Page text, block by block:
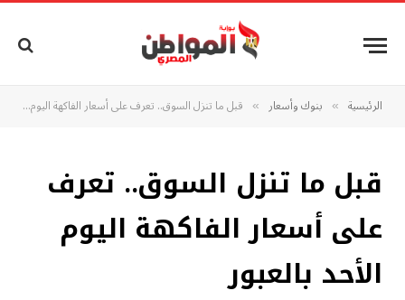
الرئيسية » بنوك وأسعار » قبل ما تنزل السوق.. تعرف على أسعار الفاكهة اليوم الأحد بالعبور
قبل ما تنزل السوق.. تعرف
على أسعار الفاكهة اليوم
الأحد بالعبور